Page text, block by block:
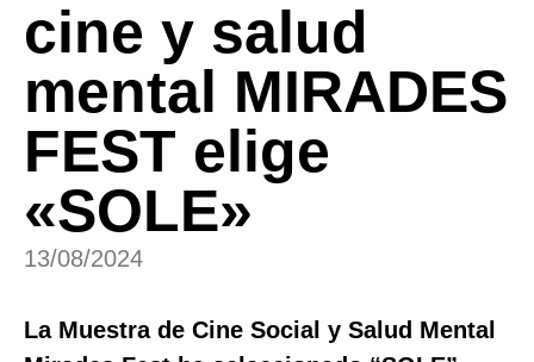
cine y salud
mental MIRADES
FEST elige
«SOLE»
13/08/2024
La Muestra de Cine Social y Salud Mental